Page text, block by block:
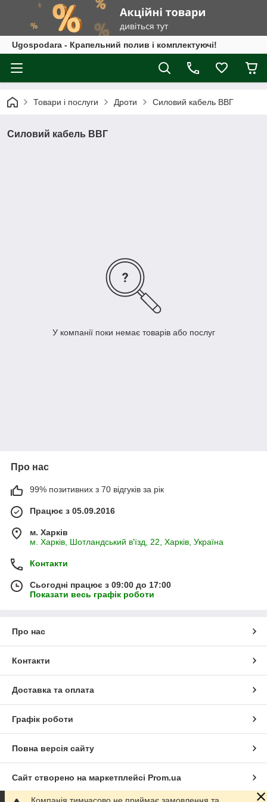
Ugospodara - Крапельний полив і комплектуючі!
Товари і послуги Дроти Силовий кабель ВВГ
Силовий кабель ВВГ
У компанії поки немає товарів або послуг
Про нас
99% позитивних з 70 відгуків за рік
Працює з 05.09.2016
м. Харків
м. Харків, Шотландський в'їзд, 22, Харків, Україна
Контакти
Сьогодні працює з 09:00 до 17:00
Показати весь графік роботи
Про нас
Контакти
Доставка та оплата
Графік роботи
Повна версія сайту
Сайт створено на маркетплейсі Prom.ua